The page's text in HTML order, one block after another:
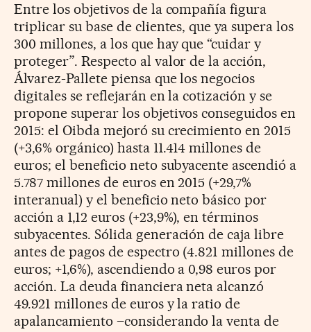
Entre los objetivos de la compañía figura
triplicar su base de clientes, que ya supera los
300 millones, a los que hay que “cuidar y
proteger”. Respecto al valor de la acción,
Álvarez-Pallete piensa que los negocios
digitales se reflejarán en la cotización y se
propone superar los objetivos conseguidos en
2015: el Oibda mejoró su crecimiento en 2015
(+3,6% orgánico) hasta 11.414 millones de
euros; el beneficio neto subyacente ascendió a
5.787 millones de euros en 2015 (+29,7%
interanual) y el beneficio neto básico por
acción a 1,12 euros (+23,9%), en términos
subyacentes. Sólida generación de caja libre
antes de pagos de espectro (4.821 millones de
euros; +1,6%), ascendiendo a 0,98 euros por
acción. La deuda financiera neta alcanzó
49.921 millones de euros y la ratio de
apalancamiento –considerando la venta de